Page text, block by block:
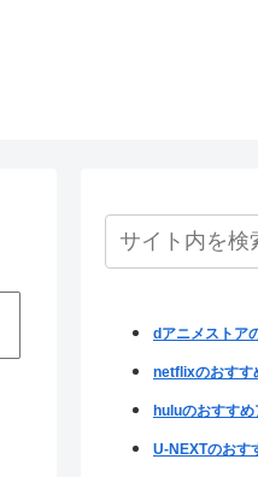
dアニメストア
netflixのおすす
huluのおすすめ
U-NEXTのおす